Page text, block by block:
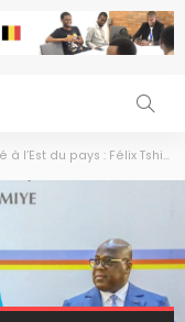
Tshisekedi et Evariste Ndayishimiye ont appelé le M23 à faire taire les armes